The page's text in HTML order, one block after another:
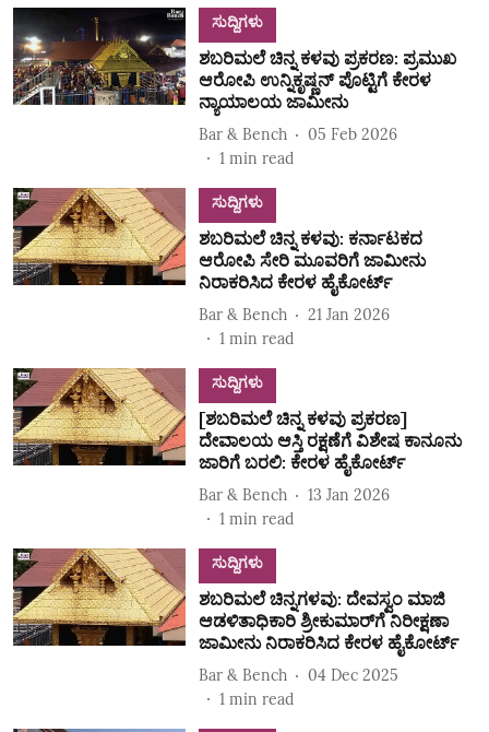
ಸುದ್ದಿಗಳು
ಶಬರಿಮಲೆ ಚಿನ್ನ ಕಳವು ಪ್ರಕರಣ: ಪ್ರಮುಖ
ಆರೋಪಿ ಉನ್ನಿಕೃಷ್ಣನ್ ಪೊಟ್ಟಿಗೆ ಕೇರಳ
ನ್ಯಾಯಾಲಯ ಜಾಮೀನು
Bar & Bench
05 Feb 2026
1 min read
ಸುದ್ದಿಗಳು
ಶಬರಿಮಲೆ ಚಿನ್ನ ಕಳವು: ಕರ್ನಾಟಕದ
ಆರೋಪಿ ಸೇರಿ ಮೂವರಿಗೆ ಜಾಮೀನು
ನಿರಾಕರಿಸಿದ ಕೇರಳ ಹೈಕೋರ್ಟ್‌
Bar & Bench
21 Jan 2026
1 min read
ಸುದ್ದಿಗಳು
[ಶಬರಿಮಲೆ ಚಿನ್ನ ಕಳವು ಪ್ರಕರಣ]
ದೇವಾಲಯ ಆಸ್ತಿ ರಕ್ಷಣೆಗೆ ವಿಶೇಷ ಕಾನೂನು
ಜಾರಿಗೆ ಬರಲಿ: ಕೇರಳ ಹೈಕೋರ್ಟ್
Bar & Bench
13 Jan 2026
1 min read
ಸುದ್ದಿಗಳು
ಶಬರಿಮಲೆ ಚಿನ್ನಗಳವು: ದೇವಸ್ವಂ ಮಾಜಿ
ಆಡಳಿತಾಧಿಕಾರಿ ಶ್ರೀಕುಮಾರ್‌ಗೆ ನಿರೀಕ್ಷಣಾ
ಜಾಮೀನು ನಿರಾಕರಿಸಿದ ಕೇರಳ ಹೈಕೋರ್ಟ್
Bar & Bench
04 Dec 2025
1 min read